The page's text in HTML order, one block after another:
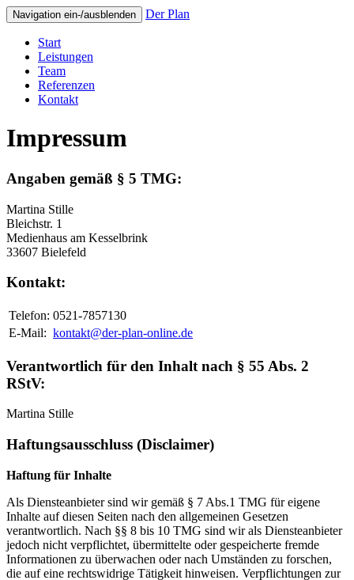
Navigation ein-/ausblenden Der Plan
Start
Leistungen
Team
Referenzen
Kontakt
Impressum
Angaben gemäß § 5 TMG:
Martina Stille
Bleichstr. 1
Medienhaus am Kesselbrink
33607 Bielefeld
Kontakt:
Telefon: 0521-7857130
E-Mail: kontakt@der-plan-online.de
Verantwortlich für den Inhalt nach § 55 Abs. 2
RStV:
Martina Stille
Haftungsausschluss (Disclaimer)
Haftung für Inhalte
Als Diensteanbieter sind wir gemäß § 7 Abs.1 TMG für eigene
Inhalte auf diesen Seiten nach den allgemeinen Gesetzen
verantwortlich. Nach §§ 8 bis 10 TMG sind wir als Diensteanbieter
jedoch nicht verpflichtet, übermittelte oder gespeicherte fremde
Informationen zu überwachen oder nach Umständen zu forschen,
die auf eine rechtswidrige Tätigkeit hinweisen. Verpflichtungen zur